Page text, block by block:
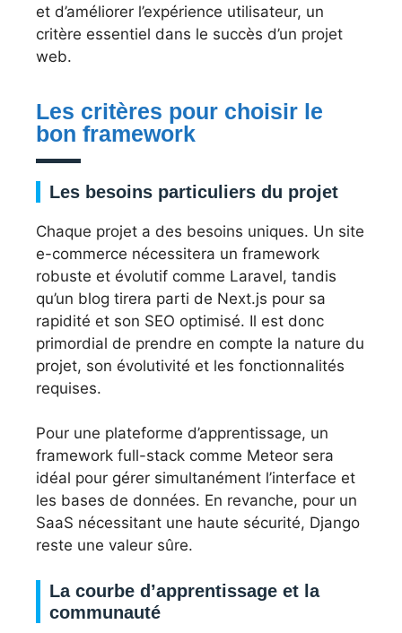
et d’améliorer l’expérience utilisateur, un
critère essentiel dans le succès d’un projet
web.
Les critères pour choisir le
bon framework
Les besoins particuliers du projet
Chaque projet a des besoins uniques. Un site
e-commerce nécessitera un framework
robuste et évolutif comme Laravel, tandis
qu’un blog tirera parti de Next.js pour sa
rapidité et son SEO optimisé. Il est donc
primordial de prendre en compte la nature du
projet, son évolutivité et les fonctionnalités
requises.
Pour une plateforme d’apprentissage, un
framework full-stack comme Meteor sera
idéal pour gérer simultanément l’interface et
les bases de données. En revanche, pour un
SaaS nécessitant une haute sécurité, Django
reste une valeur sûre.
La courbe d’apprentissage et la
communauté